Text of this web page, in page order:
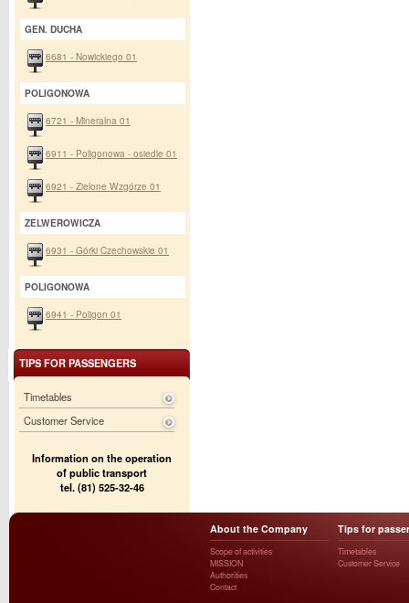
GEN. DUCHA
6681 - Nowickiego 01
POLIGONOWA
6721 - Mineralna 01
6911 - Poligonowa - osiedle 01
6921 - Zielone Wzgórze 01
ZELWEROWICZA
6931 - Górki Czechowskie 01
POLIGONOWA
6941 - Poligon 01
TIPS FOR PASSENGERS
Timetables
Customer Service
Information on the operation
of public transport
tel. (81) 525-32-46
About the Company
Scope of activities
MISSION
Authorities
Contact
Tips for
Timetables
Customer Service